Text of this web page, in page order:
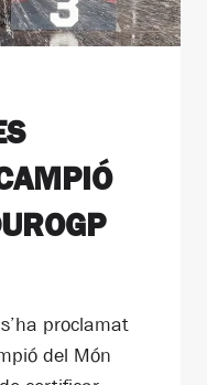
proclamat
del Món